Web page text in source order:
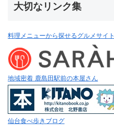
大切なリンク集
料理メニューから探せるグルメサイト
地域密着 鹿島田駅前の本屋さん
仙台食べ歩きブログ